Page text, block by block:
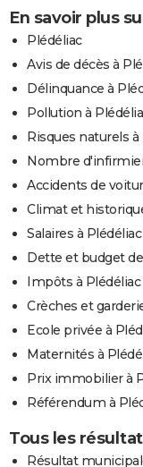
En savoir plus
Plédéliac
Avis de décès à
Délinquance à
Pollution à
Risques naturels à
Nombre
Accidents de
Climat et
Salaires à Plédéliac
Dette et budget
Impôts à Plédéliac
Crèches et
Ecole privée à
Maternités à
Prix immobilier à
Référendum à
Tous les
Résultat